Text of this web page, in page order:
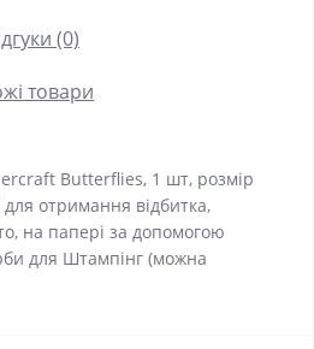
(0)
товари
Butterflies, 1 шт, розмір
отримання відбитка,
на папері за допомогою
для Штампінг (можна